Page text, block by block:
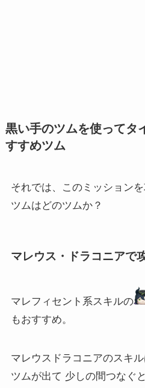
黒い手のツムを使ってタ
すすめツム
それでは、このミッション
ツムはどのツムか？
マレウス・ドラコニアで
マレフィセント系スキルの
もおすすめ。
マレウスドラコニアのスキ
ツムが出て 少しの間つなぐ